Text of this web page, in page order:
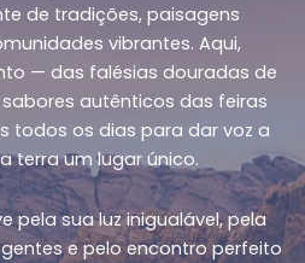
de tradições, paisagens
vibrantes. Aqui,
— das falésias douradas de
autênticos das feiras
todos os dias para dar voz a
terra um lugar único.
pela sua luz inigualável, pela
e pelo encontro perfeito